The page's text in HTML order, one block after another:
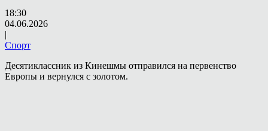
18:30
04.06.2026
|
Спорт
Десятиклассник из Кинешмы отправился на первенство
Европы и вернулся с золотом.